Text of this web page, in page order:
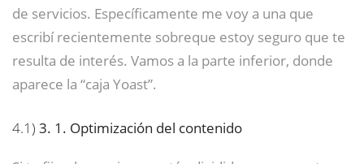
de servicios. Específicamente me voy a una que
escribí recientemente sobreque estoy seguro que te
resulta de interés. Vamos a la parte inferior, donde
aparece la “caja Yoast”.
4.1) 3. 1. Optimización del contenido